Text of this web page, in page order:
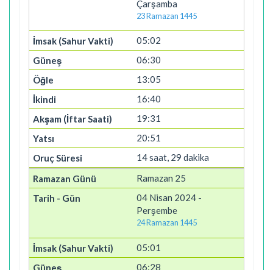
Çarşamba
23 Ramazan 1445
05:02
06:30
13:05
16:40
19:31
20:51
14 saat, 29 dakika
Ramazan 25
04 Nisan 2024 -
Perşembe
24 Ramazan 1445
05:01
06:28